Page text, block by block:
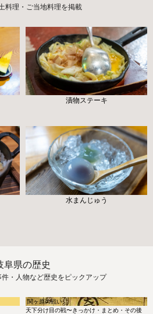
料理・ご当地料理を掲載
漬物ステーキ
水まんじゅう
阜県の歴史
・人物など歴史をピックアップ
関ヶ原の戦い
天下分け目の戦〜きっかけ・まとめ・その後